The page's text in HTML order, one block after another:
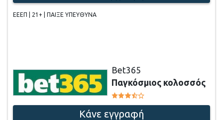
ΕΕΕΠ | 21+ | ΠΑΙΞΕ ΥΠΕΥΘΥΝΑ
Bet365
Παγκόσμιος κολοσσός
Κάνε εγγραφή